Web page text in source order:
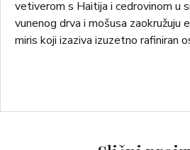
vetiverom s Haitija i cedrovinom u
vunenog drva i mošusa zaokružuju
miris koji izaziva izuzetno rafiniran